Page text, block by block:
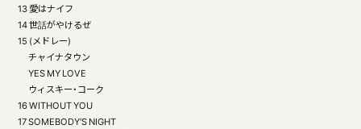
13 愛はナイフ
14 世話がやけるぜ
15 (メドレー)
チャイナタウン
YES MY LOVE
ウィスキー・コーク
16 WITHOUT YOU
17 SOMEBODY'S NIGHT